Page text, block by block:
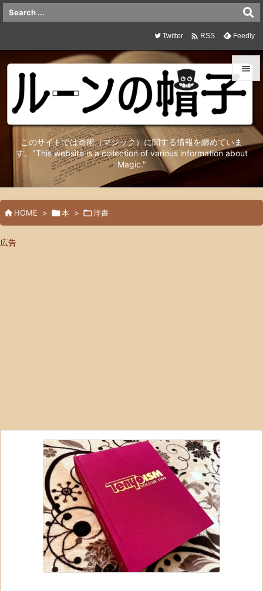
このサイトでは奇術（マジック）に関する情報を纏めていま
す。"This website is a collection of various information about
Magic."



サイド

検索
Twitter  RSS Feedly
 HOME > 本 > 洋書
広告